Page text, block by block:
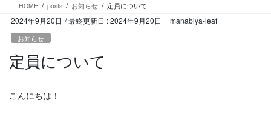
HOME posts お知らせ 定員について
2024年9月20日 / 最終更新日 :2024年9月20日 manabiya-leaf
お知らせ
定員について
こんにちは！